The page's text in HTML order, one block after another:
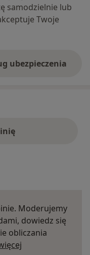
samodzielnie lub
Twoje
ubezpieczenia
Moderujemy
dowiedz się
obliczania